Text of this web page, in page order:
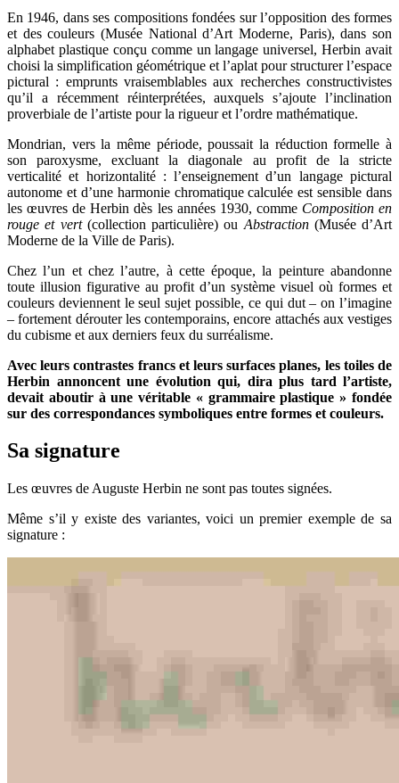
En 1946, dans ses compositions fondées sur l’opposition des formes
et des couleurs (Musée National d’Art Moderne, Paris), dans son
alphabet plastique conçu comme un langage universel, Herbin avait
choisi la simplification géométrique et l’aplat pour structurer l’espace
pictural : emprunts vraisemblables aux recherches constructivistes
qu’il a récemment réinterprétées, auxquels s’ajoute l’inclination
proverbiale de l’artiste pour la rigueur et l’ordre mathématique.
Mondrian, vers la même période, poussait la réduction formelle à
son paroxysme, excluant la diagonale au profit de la stricte
verticalité et horizontalité : l’enseignement d’un langage pictural
autonome et d’une harmonie chromatique calculée est sensible dans
les œuvres de Herbin dès les années 1930, comme Composition en
rouge et vert(collection particulière) ou Abstraction(Musée d’Art
Moderne de la Ville de Paris).
Chez l’un et chez l’autre, à cette époque, la peinture abandonne
toute illusion figurative au profit d’un système visuel où formes et
couleurs deviennent le seul sujet possible, ce qui dut – on l’imagine
– fortement dérouter les contemporains, encore attachés aux vestiges
du cubisme et aux derniers feux du surréalisme.
Avec leurs contrastes francs et leurs surfaces planes, les toiles de
Herbin annoncent une évolution qui, dira plus tard l’artiste,
devait aboutir à une véritable « grammaire plastique » fondée
sur des correspondances symboliques entre formes et couleurs.
Sa signature
Les œuvres de Auguste Herbin ne sont pas toutes signées.
Même s’il y existe des variantes, voici un premier exemple de sa
signature :